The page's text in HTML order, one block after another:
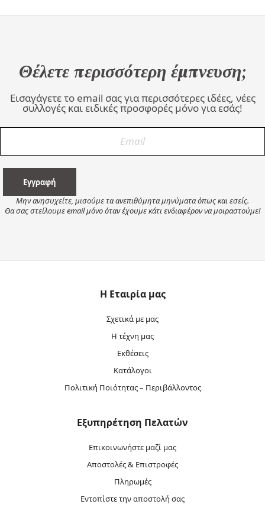
Θέλετε περισσότερη έμπνευση;
Εισαγάγετε το email σας για περισσότερες ιδέες, νέες
συλλογές και ειδικές προσφορές μόνο για εσάς!
Μην ανησυχείτε, μισούμε τα ανεπιθύμητα μηνύματα όπως και εσείς.
Θα σας στείλουμε email μόνο όταν έχουμε κάτι ενδιαφέρον να μοιραστούμε!
Η Εταιρία μας
Σχετικά με μας
Η τέχνη μας
Εκθέσεις
Κατάλογοι
Πολιτική Ποιότητας – Περιβάλλοντος
Εξυπηρέτηση Πελατών
Επικοινωνήστε μαζί μας
Αποστολές & Επιστροφές
Πληρωμές
Εντοπίστε την αποστολή σας